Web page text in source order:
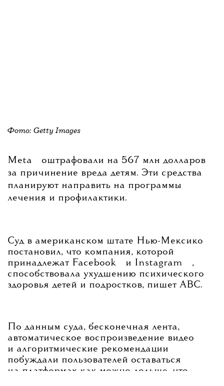
Фото: Getty Images
Meta
оштрафовали на 567 млн долларов
за причинение вреда детям. Эти средства
планируют направить на программы
лечения и профилактики.
Суд в американском штате Нью-Мексико
постановил, что компания, которой
принадлежатFacebook и Instagram
,
способствовала ухудшению психического
здоровья детей и подростков, пишет ABC.
По данным суда, бесконечная лента,
автоматическое воспроизведение видео
и алгоритмические рекомендации
побуждали пользователей оставаться
на платформах как можно дольше, что